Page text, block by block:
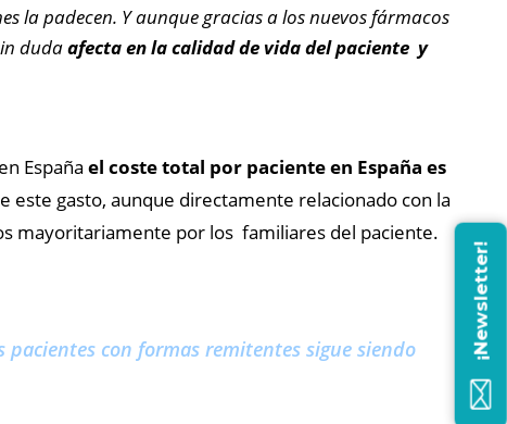
la padecen. Y aunque gracias a los nuevos fármacos
dudaafecta en la calidad de vida del paciente y
España el coste total por paciente en España es
este gasto, aunque directamente relacionado con la
mayoritariamente por los familiares del paciente.
con formas remitentes sigue siendo
¡Newsletter!